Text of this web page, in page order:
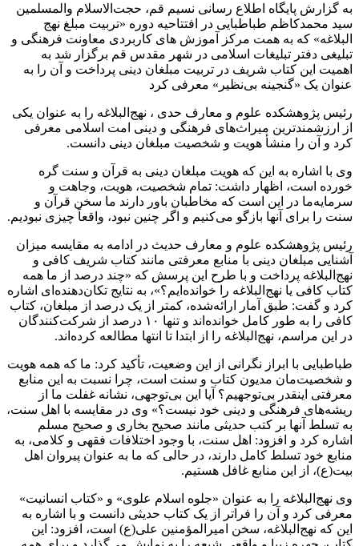
به گزارش پایگاه اطلاع رسانی نسیم قم، حجت‌الاسلام والمسلمین
سید محمدکاظم طباطبایی در افتتاحیه دوره «تربیت مبلغ نهج
البلاغه» که به همت مرکز آموزش های کاربردی معاونت فرهنگی و
تبلیغی دفتر تبلیغات اسلامی در شهر مقدس قم برگزار شد به
اهمیت این کتاب شریف در تربیت مبلغان دینی پرداخت و آن را به
عنوان یک «گنجینه بی‌نظیر» معرفی کرد
رئیس پژوهشکده علوم و معارف حدی ، نهج‌البلاغه را به عنوان یکی
از ارزشمندترین میراث‌های فرهنگی و دینی امت اسلامی معرفی
کرد و آن را منشأ هویت و شخصیت مبلغان دینی دانست.
وی با اشاره به این که هویت مبلغان دینی به قرآن و سنت گره
خورده است، اظهار داشت: تمام شخصیت، هویت، وجاهت و
سرمایه‌ما در این است که مخاطبان باور دارند ما سخن قرآن و
سنت را برای آنها بازگو می‌کنیم و اگر چنین نبود، واقعاً چیزی نبودیم.
رئیس پژوهشکده علوم و معارف حدیث در ادامه به مقایسه میزان
آشنایی مبلغان دینی با منابع معرفتی مانند کتاب شریف کافی و
نهج‌البلاغه پرداخت و با طرح این پرسش که «چند درصد از ما همه
کتاب کافی یا نهج‌البلاغه را خوانده‌ایم؟»، به نتایج تکان‌دهنده‌ای اشاره
کرد و گفت: طبق آمار ارائه‌شده، کمتر از یک درصد از مبلغان، کتاب
کافی را به طور کامل خوانده‌اند و تنها ۱۰ درصد از شرکت‌کنندگان
در این مراسم، نهج‌البلاغه را از ابتدا تا انتها مطالعه کرده‌اند.
طباطبایی با ابراز نگرانی از این وضعیت، تأکید کرد: ما که همه هویت
و شخصیت‌مان مدیون کتاب و سنت است، چرا نسبت به این منابع
معرفتی اینقدر بی‌توجهیم؟ آیا این بی‌توجهی، نشانه غفلت ما از
ریشه‌های فرهنگی و دینی خود نیست؟» وی در مقایسه با اهل سنت،
به تسلط آنها بر کتب حدیثی مانند صحیح بخاری و صحیح مسلم
اشاره کرد و افزود: اهل سنت، با وجود اختلافات فقهی و کلامی، به
منابع خود تسلط کامل دارند، در حالی که ما به عنوان پیروان اهل
بیت(ع)، از این منابع غافل هستیم.
وی نهج‌البلاغه را به عنوان «جلوه اسلام علوی» و «کتاب انسانیت»
معرفی کرد و آن را فراتر از یک کتاب حدیثی دانست و با اشاره به
این که نهج‌البلاغه، سخن امیرالمؤمنین علی(ع) است، افزود: این